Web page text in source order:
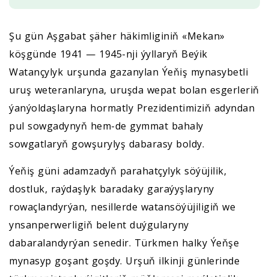
Şu gün Aşgabat şäher häkimliginiň «Mekan»
köşgünde 1941 — 1945-nji ýyllaryň Beýik
Watançylyk urşunda gazanylan Ýeňiş mynasybetli
uruş weteranlaryna, uruşda wepat bolan esgerleriň
ýanýoldaşlaryna hormatly Prezidentimiziň adyndan
pul sowgadynyň hem-de gymmat bahaly
sowgatlaryň gowşurylyş dabarasy boldy.
Ýeňiş güni adamzadyň parahatçylyk söýüjilik,
dostluk, raýdaşlyk baradaky garaýyşlaryny
rowaçlandyrýan, nesillerde watansöýüjiligiň we
ynsanperwerligiň belent duýgularyny
dabaralandyrýan senedir. Türkmen halky Ýeňşe
mynasyp goşant goşdy. Urşuň ilkinji günlerinde